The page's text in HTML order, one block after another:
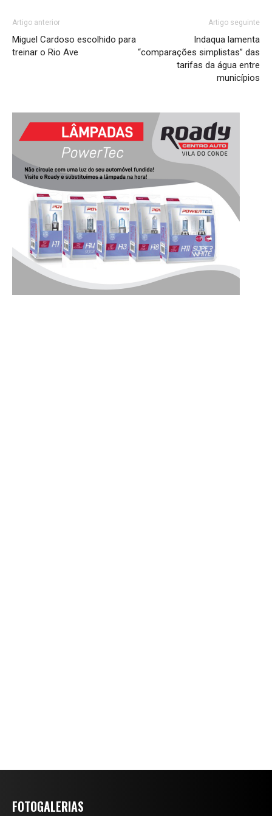
Artigo anterior
Miguel Cardoso escolhido para
treinar o Rio Ave
Artigo seguinte
Indaqua lamenta
“comparações simplistas” das
tarifas da água entre
municípios
FOTOGALERIAS